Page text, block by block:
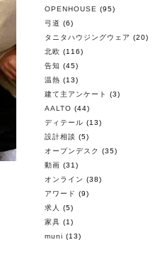
OPENHOUSE (95)
弓道 (6)
タニタハウジングウェア (20)
北欧 (116)
告知 (45)
温熱 (13)
建て主アンケート
(3)
AALTO (44)
ディテール (13)
設計相談 (5)
オープンデスク
(35)
動画 (31)
オンライン (38)
アワード (9)
求人
(5)
家具 (1)
muni (13)